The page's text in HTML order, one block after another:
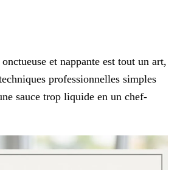
et nappante est tout un art,
professionnelles simples
sauce trop liquide en un chef-